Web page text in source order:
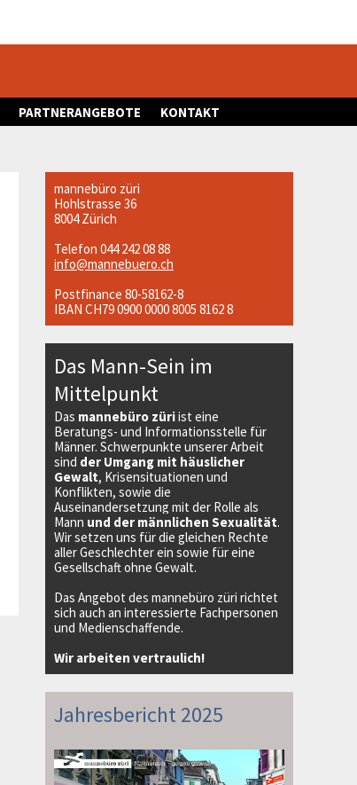
PARTNERANGEBOTE
KONTAKT
mannebüro züri
Hohlstrasse 36
8004 Zürich
Telefon 044 242 08 88
info@mannebuero.ch
Postfinance 80-58162-8
IBAN CH79 0900 0000 8005 8162 8
Das Mann-Sein im
Mittelpunkt
Das mannebüro züriist eine
Beratungs- und Informationsstelle für
Männer. Schwerpunkte unserer Arbeit
sind der Umgang mit häuslicher
Gewalt, Krisensituationen und
Konflikten, sowie die
Auseinandersetzung mit der Rolle als
Mann und der männlichen Sexualität.
Wir setzen uns für die gleichen Rechte
aller Geschlechter ein sowie für eine
Gesellschaft ohne Gewalt.
Das Angebot des mannebüro züri richtet
sich auch an interessierte Fachpersonen
und Medienschaffende.
Wir arbeiten vertraulich!
Jahresbericht 2025